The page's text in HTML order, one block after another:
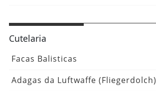
Cutelaria
Facas Balisticas
Adagas da Luftwaffe (Fliegerdolch)